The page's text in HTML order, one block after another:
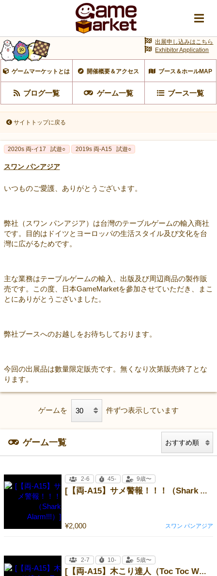
ゲームマーケットとは 開催概要＆アクセス ブース＆ホールMAP
ブログ一覧 ゲーム一覧 ブース一覧
出展申し込みはこちら
Exhibitor Application
サイトトップに戻る
2020s 両-イ17 試遊○ 2019s 両-A15 試遊○
スワン パンアジア
いつものご愛護、ありがとうございます。
弊社（スワン パンアジア）は台灣のテーブルゲームの輸入商社
です。目的はドイツとヨーロッパの生活スタイル及び文化を台
灣に広がるためです。
主な業務はテーブルゲームの輸入、出版及び周辺商品の製作販
売です。この度、日本GameMarketを參加させていただき、まこ
とにありがとうございました。
弊社ブースへのお越しをお待ちしております。
今回の出展品は數量限定販売です。無くなり次第販売終了とな
ります。
ゲームを 件ずつ表示しています
ゲーム一覧
[【両-A15】サメ警報！！！（Shark Alarm!!!）]
¥2,000
2-6 45- 9歳〜
スワン パンアジア
[【両-A15】木こり達人（Toc Toc WOODMAN）]
2-7 10- 5歳〜